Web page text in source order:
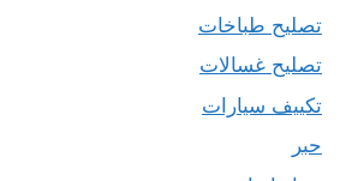
تصليح طباخات
تصليح غسالات
تكييف سيارات
حبر